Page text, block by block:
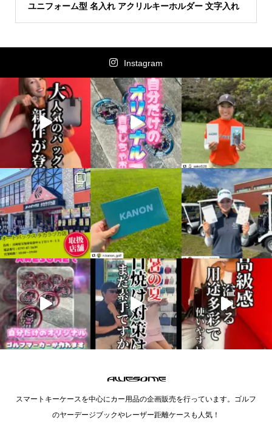
ユニフォーム型 名入れ アクリルキーホルダー 文字入れ
Instagram
スマートキーケースを中心にカー用品の企画販売を行っています。ゴルフ
のヤーデージブックやレーザー距離ケースも人気！